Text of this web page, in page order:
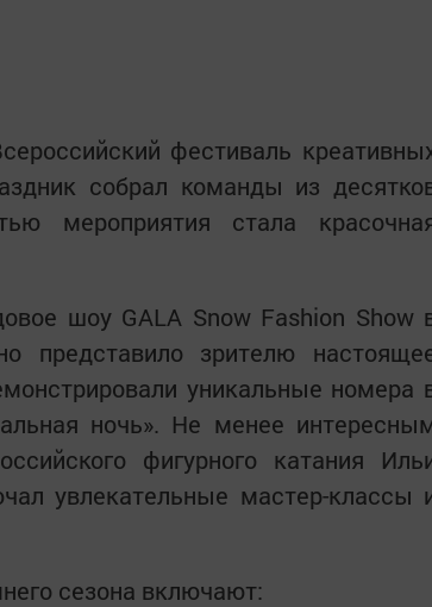
фестиваль
собрал команды из
мероприятия стала
шоу GALA Snow Fashion Show
представило зрителю
уникальные номера
ночь». Не менее
фигурного катания
увлекательные мастер-классы
сезона включают: